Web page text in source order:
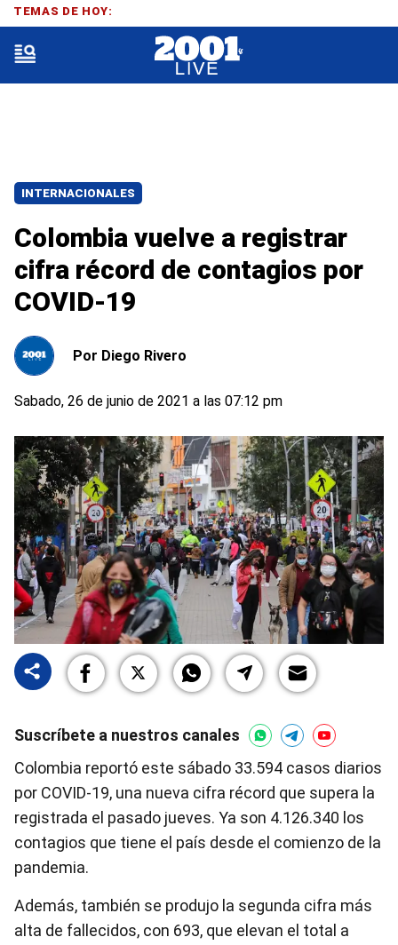
INTERNACIONALES
Colombia vuelve a registrar
cifra récord de contagios por
COVID-19
Por Diego Rivero
Sabado, 26 de junio de 2021 a las 07:12 pm
Suscríbete a nuestros canales
Colombia reportó este sábado 33.594 casos diarios
por COVID-19, una nueva cifra récord que supera la
registrada el pasado jueves. Ya son 4.126.340 los
contagios que tiene el país desde el comienzo de la
pandemia.
Además, también se produjo la segunda cifra más
alta de fallecidos, con 693, que elevan el total a
TEMAS DE HOY: